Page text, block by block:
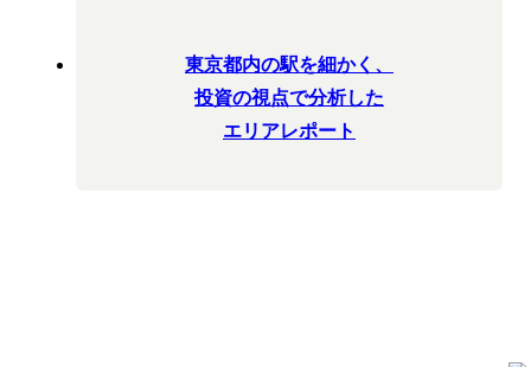
東京都内の駅を細かく、
投資の視点で分析した
エリアレポート